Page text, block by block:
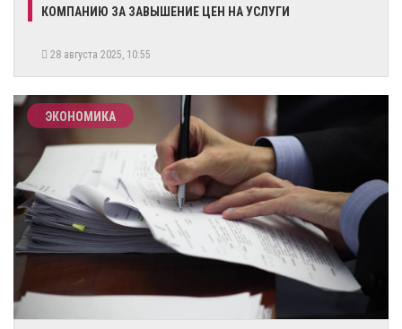
КОМПАНИЮ ЗА ЗАВЫШЕНИЕ ЦЕН НА УСЛУГИ
28 августа 2025, 10:55
ЭКОНОМИКА